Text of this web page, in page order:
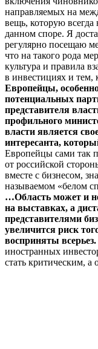
направляемых на
вещь, которую
данном споре. Я
регулярно посещаю
что на такого рода
культура и правила
в инвестициях и тем,
Европейцы,
потенциальных
представителя
профильного
власти является
интересанта,
Европейцы сами так
от российской
вместе с бизнесом,
называемом «белом
…Область может и
на выставках, а
представителями
увеличится риск
восприняты всерьез.
иностранных
стать критическим, а